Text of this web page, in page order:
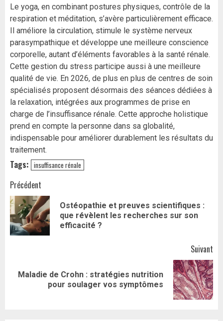
Le yoga, en combinant postures physiques, contrôle de la
respiration et méditation, s’avère particulièrement efficace.
Il améliore la circulation, stimule le système nerveux
parasympathique et développe une meilleure conscience
corporelle, autant d’éléments favorables à la santé rénale.
Cette gestion du stress participe aussi à une meilleure
qualité de vie. En 2026, de plus en plus de centres de soin
spécialisés proposent désormais des séances dédiées à
la relaxation, intégrées aux programmes de prise en
charge de l’insuffisance rénale. Cette approche holistique
prend en compte la personne dans sa globalité,
indispensable pour améliorer durablement les résultats du
traitement.
Tags: insuffisance rénale
Navigation
d’article
Précédent
Ostéopathie et preuves scientifiques :
que révèlent les recherches sur son
efficacité ?
Suivant
Article
Maladie de Crohn : stratégies nutrition
pour soulager vos symptômes